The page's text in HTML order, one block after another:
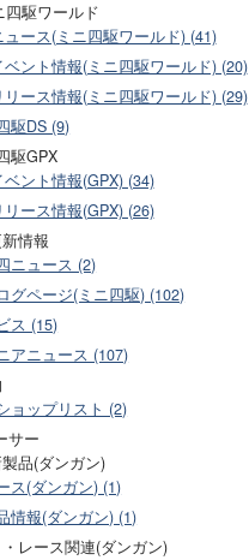
四駆ワールド
ュース(ミニ四駆ワールド) (41)
ベント情報(ミニ四駆ワールド) (20)
リース情報(ミニ四駆ワールド) (29)
駆DS (9)
駆GPX
ベント情報(GPX) (34)
リース情報(GPX) (26)
情報
ニュース (2)
グページ(ミニ四駆) (102)
ス (15)
アニュース (107)
ョップリスト (2)
サー
品(ダンガン)
ス(ダンガン) (1)
情報(ダンガン) (1)
レース関連(ダンガン)